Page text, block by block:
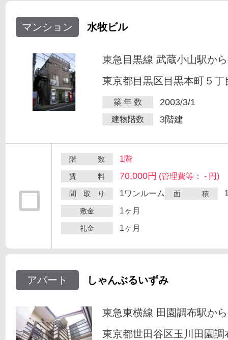
マンション 水牧ビル
東急目黒線 武蔵小山駅か
東京都目黒区目黒本町５丁
築 年 数 2003/3/1
建物階数 3階建
階 数 1階
賃 料 70,000円 (管理費等： - 円)
間 取 り 1ワンルーム 面 積
敷金 1ヶ月
礼金 1ヶ月
アパート しゃんぶるいずみ
東急東横線 田園調布駅か
東京都世田谷区玉川田園調